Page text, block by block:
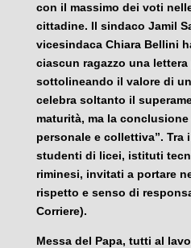
con il massimo dei voti
cittadine. Il sindaco Jamil
vicesindaca Chiara Bellini
ciascun ragazzo una lettera
sottolineando il valore di
celebra soltanto il
maturità, ma la
personale e collettiva”. Tra
studenti di licei, istituti
riminesi, invitati a portare
rispetto e senso di
Corriere).
Messa del Papa, tutti al